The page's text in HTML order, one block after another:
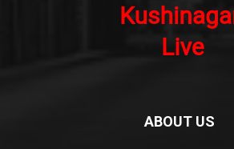
ABOUT US